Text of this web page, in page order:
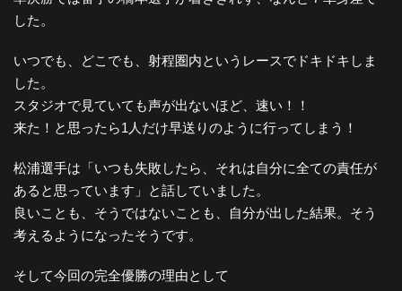
した。
いつでも、どこでも、射程圏内というレースでドキドキしま
した。
スタジオで見ていても声が出ないほど、速い！！
来た！と思ったら1人だけ早送りのように行ってしまう！
松浦選手は「いつも失敗したら、それは自分に全ての責任が
あると思っています」と話していました。
良いことも、そうではないことも、自分が出した結果。そう
考えるようになったそうです。
そして今回の完全優勝の理由として